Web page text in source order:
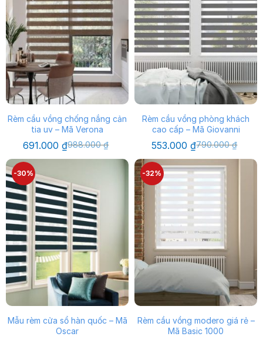
Rèm cầu vồng chống nắng cản
tia uv – Mã Verona
988.000₫
Giá
gốc
691.000₫Giá
hiện
691.000 ₫.
Rèm cầu vồng phòng khách
cao cấp – Mã Giovanni
790.000₫
Giá
gốc
là:
790.000 ₫.
553.000₫Giá
hiện
tại
là:
553.000 ₫.
-30%
Mẫu rèm cửa sổ hàn quốc – Mã
Oscar
-32%
Rèm cầu vồng modero giá rẻ –
Mã Basic 1000